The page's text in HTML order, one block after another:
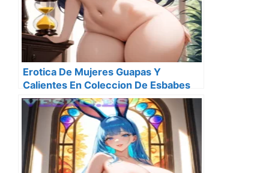
Erotica De Mujeres Guapas Y
Calientes En Coleccion De Esbabes
Seis